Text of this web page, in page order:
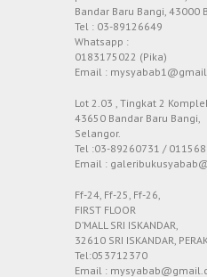
Bandar Baru Bangi, 43000
Tel : 03-89126649
Whatsapp :
0183175022 (Pika)
Email :
Lot 2.03 , Tingkat 2
43650 Bandar Baru Bangi,
Selangor.
Tel :03-89260731 /
Email :
Ff-24, Ff-25, Ff-26,
FIRST FLOOR
D’MALL SRI ISKANDAR,
32610 SRI ISKANDAR,
Tel:053712370
Email :